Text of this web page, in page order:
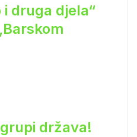
druga djela“
država!